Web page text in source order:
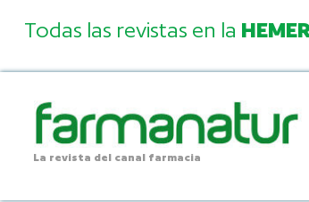
Todas las revistas en la
La revista del canal farmacia